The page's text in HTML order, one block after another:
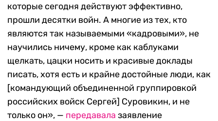
которые сегодня действуют эффективно,
прошли десятки войн. А многие из тех, кто
являются так называемыми «кадровыми», не
научились ничему, кроме как каблуками
щелкать, цацки носить и красивые доклады
писать, хотя есть и крайне достойные люди, как
[командующий объединенной группировкой
российских войск Сергей] Суровикин, и не
только он», — передавала заявление